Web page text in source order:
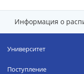
Информация о
Университет
Поступление